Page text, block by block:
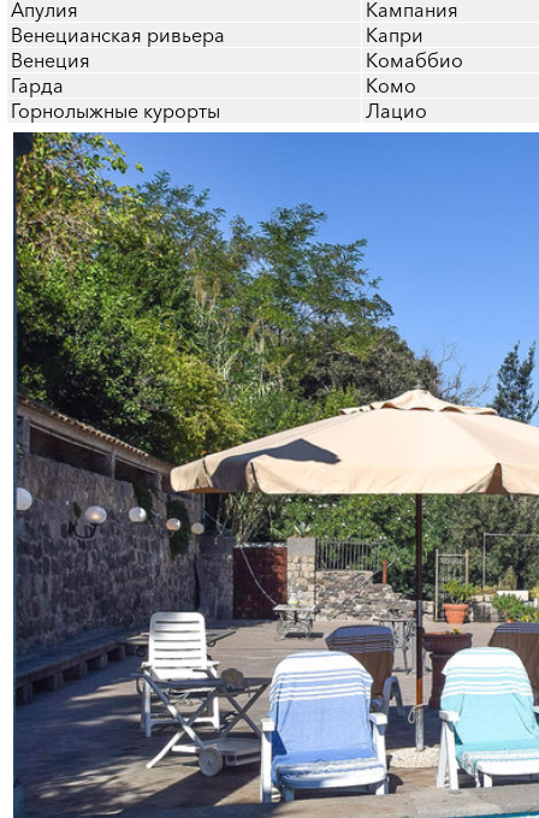
Апулия
Кампания
Венецианская ривьера
Капри
Венеция
Комаббио
Гарда
Комо
Горнолыжные курорты
Лацио